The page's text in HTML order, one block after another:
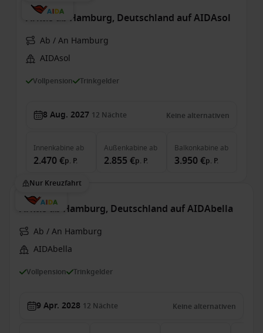
Arktis ab Hamburg, Deutschland auf AIDAsol
Ab / An Hamburg
AIDAsol
Vollpension Trinkgelder
8 Aug. 2027 12 Nächte Keine alternativen
Innenkabine ab
2.470 €p. P.
Außenkabine ab
2.855 €p. P.
Balkonkabine ab
3.950 €p. P.
Nur Kreuzfahrt
Arktis ab Hamburg, Deutschland auf AIDAbella
Ab / An Hamburg
AIDAbella
Vollpension Trinkgelder
9 Apr. 2028 12 Nächte Keine alternativen